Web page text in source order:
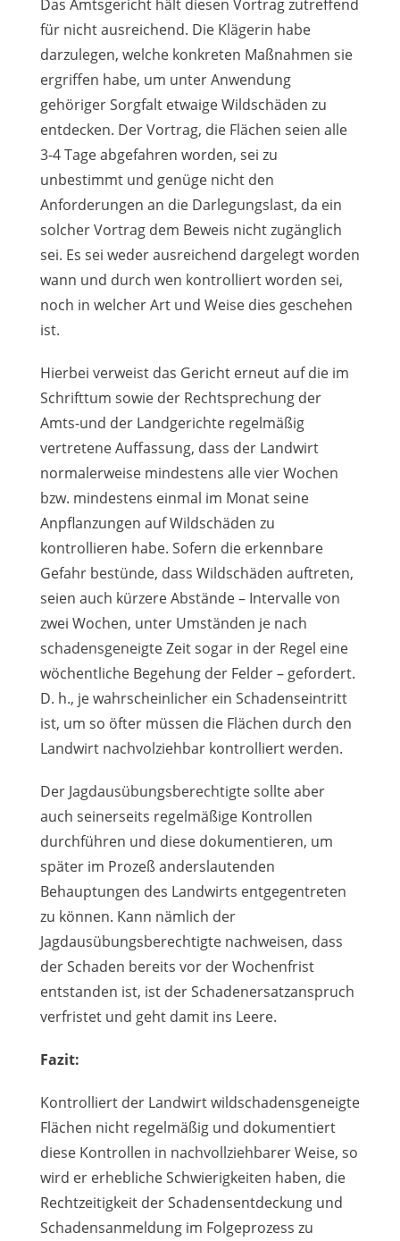
Das Amtsgericht hält diesen Vortrag zutreffend
für nicht ausreichend. Die Klägerin habe
darzulegen, welche konkreten Maßnahmen sie
ergriffen habe, um unter Anwendung
gehöriger Sorgfalt etwaige Wildschäden zu
entdecken. Der Vortrag, die Flächen seien alle
3-4 Tage abgefahren worden, sei zu
unbestimmt und genüge nicht den
Anforderungen an die Darlegungslast, da ein
solcher Vortrag dem Beweis nicht zugänglich
sei. Es sei weder ausreichend dargelegt worden
wann und durch wen kontrolliert worden sei,
noch in welcher Art und Weise dies geschehen
ist.
Hierbei verweist das Gericht erneut auf die im
Schrifttum sowie der Rechtsprechung der
Amts-und der Landgerichte regelmäßig
vertretene Auffassung, dass der Landwirt
normalerweise mindestens alle vier Wochen
bzw. mindestens einmal im Monat seine
Anpflanzungen auf Wildschäden zu
kontrollieren habe. Sofern die erkennbare
Gefahr bestünde, dass Wildschäden auftreten,
seien auch kürzere Abstände – Intervalle von
zwei Wochen, unter Umständen je nach
schadensgeneigte Zeit sogar in der Regel eine
wöchentliche Begehung der Felder – gefordert.
D. h., je wahrscheinlicher ein Schadenseintritt
ist, um so öfter müssen die Flächen durch den
Landwirt nachvolziehbar kontrolliert werden.
Der Jagdausübungsberechtigte sollte aber
auch seinerseits regelmäßige Kontrollen
durchführen und diese dokumentieren, um
später im Prozeß anderslautenden
Behauptungen des Landwirts entgegentreten
zu können. Kann nämlich der
Jagdausübungsberechtigte nachweisen, dass
der Schaden bereits vor der Wochenfrist
entstanden ist, ist der Schadenersatzanspruch
verfristet und geht damit ins Leere.
Fazit:
Kontrolliert der Landwirt wildschadensgeneigte
Flächen nicht regelmäßig und dokumentiert
diese Kontrollen in nachvollziehbarer Weise, so
wird er erhebliche Schwierigkeiten haben, die
Rechtzeitigkeit der Schadensentdeckung und
Schadensanmeldung im Folgeprozess zu